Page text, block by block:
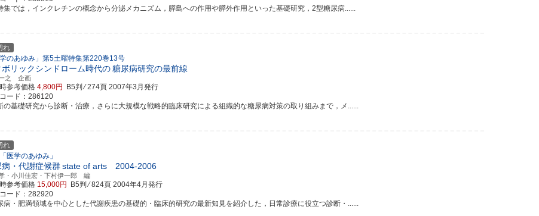
集では，インクレチンの概念から分泌メカニズム，膵島への作用や膵外作用といった基礎研究，2型糖尿病......
れ
学のあゆみ」第5土曜特集第220巻13号
ボリックシンドローム時代の糖尿病研究の最前線
之 企画
参考価格 4,800円 B5判 ⁄ 274頁 2007年3月発行
ード：286120
の基礎研究から診断・治療，さらに大規模な戦略的臨床研究による組織的な糖尿病対策の取り組みまで，メ......
れ
医学のあゆみ」
病・代謝症候群state of arts 2004-2006
・小川佳宏・下村伊一郎 編
参考価格 15,000円 B5判 ⁄ 824頁 2004年4月発行
ード：282920
病・肥満領域を中心とした代謝疾患の基礎的・臨床的研究の最新知見を紹介した，日常診療に役立つ診断・......